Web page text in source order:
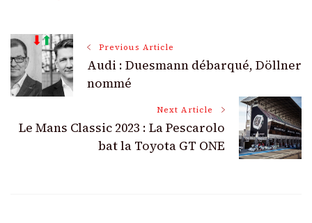
Post
Navigation
Previous Article
Audi : Duesmann débarqué, Döllner
nommé
Next Article
Le Mans Classic 2023 : La Pescarolo
bat la Toyota GT ONE